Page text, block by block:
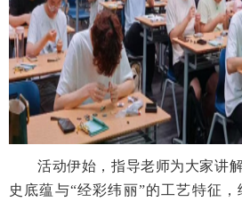
活动伊始，指导老师为大家讲
史底蕴与“经彩纬丽”的工艺特征